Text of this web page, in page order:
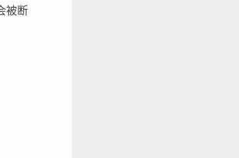
被断